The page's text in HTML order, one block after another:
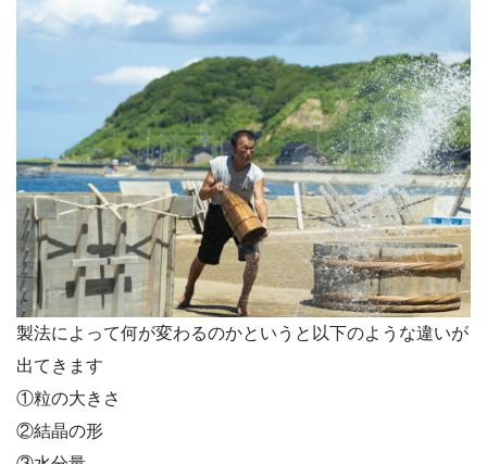
製法によって何が変わるのかというと以下のような違いが
出てきます
①粒の大きさ
②結晶の形